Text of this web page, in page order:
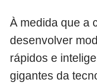
À medida que a
desenvolver
rápidos e
gigantes da